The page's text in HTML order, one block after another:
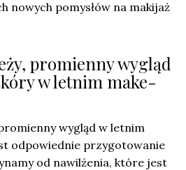
nowych pomysłów na makijaż
promienny wygląd
w letnim make-
wygląd w letnim
odpowiednie przygotowanie
od nawilżenia, które jest